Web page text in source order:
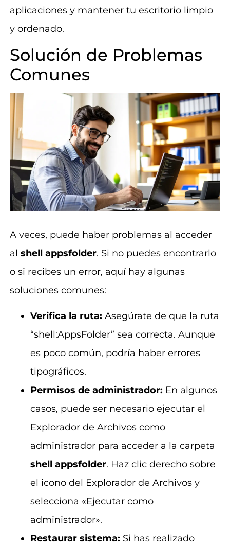
aplicaciones y mantener tu escritorio limpio
y ordenado.
Solución de Problemas
Comunes
A veces, puede haber problemas al acceder
al shell appsfolder. Si no puedes encontrarlo
o si recibes un error, aquí hay algunas
soluciones comunes:
Verifica la ruta: Asegúrate de que la ruta
“shell:AppsFolder” sea correcta. Aunque
es poco común, podría haber errores
tipográficos.
Permisos de administrador: En algunos
casos, puede ser necesario ejecutar el
Explorador de Archivos como
administrador para acceder a la carpeta
shell appsfolder. Haz clic derecho sobre
el icono del Explorador de Archivos y
selecciona «Ejecutar como
administrador».
Restaurar sistema: Si has realizado